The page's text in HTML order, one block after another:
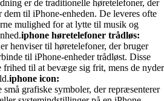
er de traditionelle høretelefoner, der
til iPhone-enheden. De leveres ofte
mulighed for at lytte til musik og
iphone høretelefoner trådløs:
henviser til høretelefoner, der bruger
til iPhone-enheder trådløst. Disse
frihed til at bevæge sig frit, mens de nyder
iphone icon:
grafiske symboler, der repræsenterer